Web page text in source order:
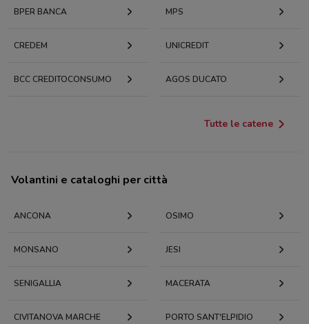
BPER BANCA MPS
CREDEM UNICREDIT
BCC CREDITOCONSUMO AGOS DUCATO
Tutte le catene
Volantini e cataloghi per città
ANCONA OSIMO
MONSANO JESI
SENIGALLIA MACERATA
CIVITANOVA MARCHE PORTO SANT'ELPIDIO